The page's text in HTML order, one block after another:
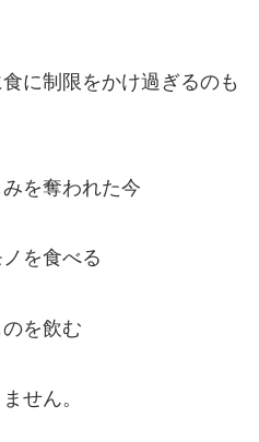
に制限をかけ過ぎるのも
を奪われた今
を食べる
を飲む
せん。